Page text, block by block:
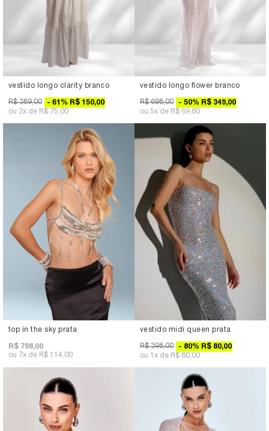
vestido longo clarity branco
R$ 389,00 R$ 150,00
61 %
2x R$ 75,00
vestido longo flower branco
R$ 698,00 R$ 349,00
50%
5x R$ 69,80
top in the sky prata
R$ 798,00
7x R$ 114,00
vestido midi queen prata
R$ 398,00 R$ 80,00
80%
1x R$ 80,00